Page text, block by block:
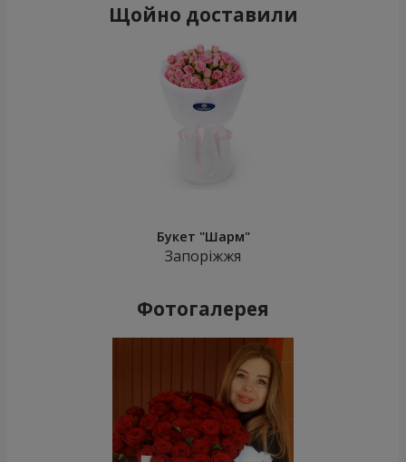
Щойно доставили
Букет "Шарм"
Запоріжжя
Фотогалерея